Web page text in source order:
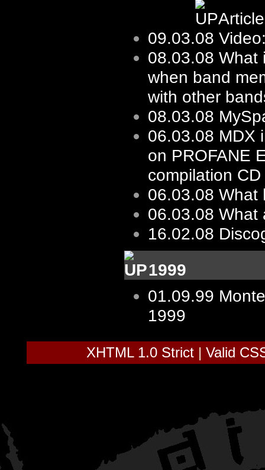
09.03.08
08.03.08 What
when band
with other
08.03.08
06.03.08 MDX
on PROFANE
compilation CD
06.03.08 What
06.03.08 What
16.02.08
1999
01.09.99
1999
XHTML 1.0 Strict| Valid